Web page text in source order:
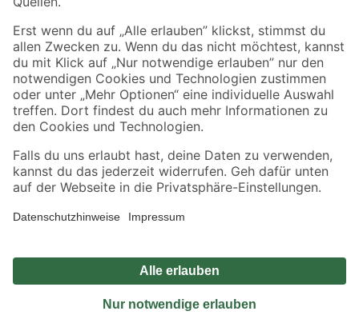
Sicher einkaufen
Jetzt die toom-App herunterladen
Alle Preisangaben in EUR inkl. gesetzl. MwSt.. Die dargestellten Angebote sind unter
Umständen nicht in allen Märkten verfügbar. Die angegebenen Verfügbarkeiten beziehen
Produkte nur solange der Vorrat reicht.
*Paketversand ab 59 € versandkostenfrei, gilt nicht für Artikel mit Speditionsversand, hier
Privatsphäre Impressum
Nutzungsbedingungen
Widerrufsrecht
Vertrag widerrufen